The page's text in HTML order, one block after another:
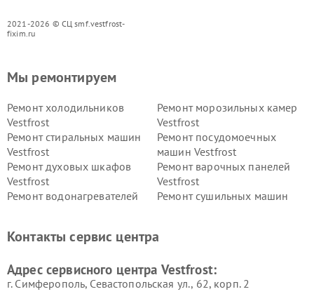
2021-2026 © СЦ smf.vestfrost-
fixim.ru
Мы ремонтируем
Ремонт холодильников
Vestfrost
Ремонт морозильных камер
Vestfrost
Ремонт стиральных машин
Vestfrost
Ремонт посудомоечных
машин Vestfrost
Ремонт духовых шкафов
Vestfrost
Ремонт варочных панелей
Vestfrost
Ремонт водонагревателей
Ремонт сушильных машин
Vestfrost
Контакты сервис центра
Адрес сервисного центра Vestfrost:
г. Симферополь, Севастопольская ул., 62, корп. 2